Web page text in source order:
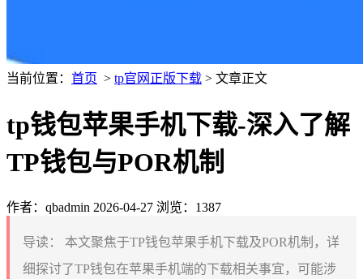
当前位置： 首页 > tp官网正版下载 > 文章正文
tp钱包苹果手机下载-深入了解
TP钱包与POR机制
作者：qbadmin 2026-04-27 浏览：1387
导读：
本文聚焦于TP钱包苹果手机下载及POR机制，详
细探讨了TP钱包在苹果手机端的下载相关事宜，可能涉